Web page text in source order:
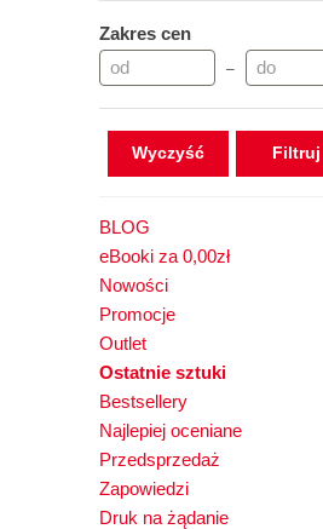
Zakres cen
–
Wyczyść
BLOG
eBooki za 0,00zł
Nowości
Promocje
Outlet
Ostatnie sztuki
Bestsellery
Najlepiej oceniane
Przedsprzedaż
Zapowiedzi
Druk na żądanie